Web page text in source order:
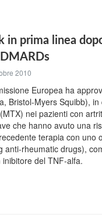
in prima linea
2010
Europea ha
Bristol-Myers Squibb),
nei pazienti con
che hanno avuto una
terapia con uno
anti-rheumatic drugs),
del TNF-alfa.